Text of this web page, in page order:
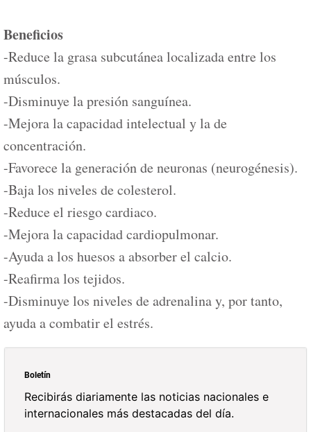
Beneficios
-Reduce la grasa subcutánea localizada entre los
músculos.
-Disminuye la presión sanguínea.
-Mejora la capacidad intelectual y la de
concentración.
-Favorece la generación de neuronas (neurogénesis).
-Baja los niveles de colesterol.
-Reduce el riesgo cardiaco.
-Mejora la capacidad cardiopulmonar.
-Ayuda a los huesos a absorber el calcio.
-Reafirma los tejidos.
-Disminuye los niveles de adrenalina y, por tanto,
ayuda a combatir el estrés.
Boletín
Recibirás diariamente las noticias nacionales e
internacionales más destacadas del día.